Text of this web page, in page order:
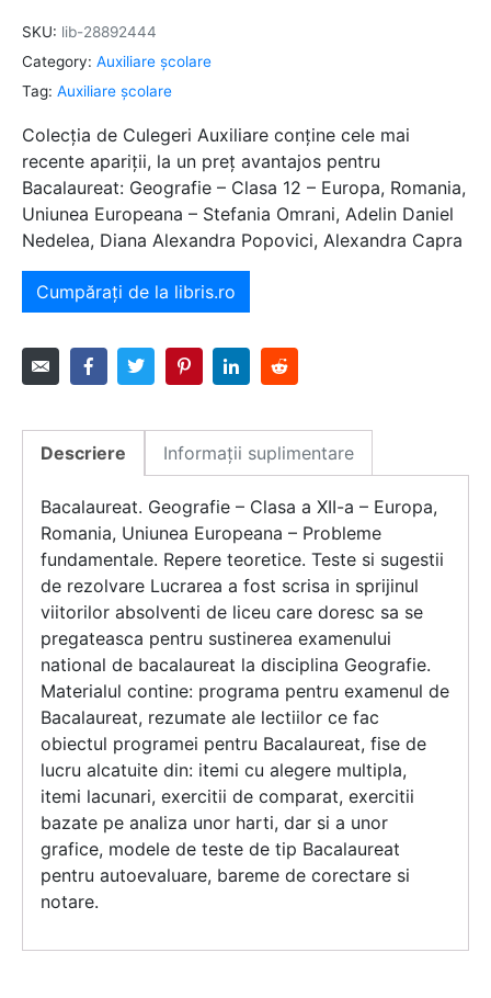
SKU: lib-28892444
Category: Auxiliare şcolare
Tag: Auxiliare şcolare
Colecția de Culegeri Auxiliare conține cele mai
recente apariții, la un preț avantajos pentru
Bacalaureat: Geografie – Clasa 12 – Europa, Romania,
Uniunea Europeana – Stefania Omrani, Adelin Daniel
Nedelea, Diana Alexandra Popovici, Alexandra Capra
Cumpărați de la libris.ro
Descriere Informații suplimentare
Bacalaureat. Geografie – Clasa a XII-a – Europa,
Romania, Uniunea Europeana – Probleme
fundamentale. Repere teoretice. Teste si sugestii
de rezolvare Lucrarea a fost scrisa in sprijinul
viitorilor absolventi de liceu care doresc sa se
pregateasca pentru sustinerea examenului
national de bacalaureat la disciplina Geografie.
Materialul contine: programa pentru examenul de
Bacalaureat, rezumate ale lectiilor ce fac
obiectul programei pentru Bacalaureat, fise de
lucru alcatuite din: itemi cu alegere multipla,
itemi lacunari, exercitii de comparat, exercitii
bazate pe analiza unor harti, dar si a unor
grafice, modele de teste de tip Bacalaureat
pentru autoevaluare, bareme de corectare si
notare.